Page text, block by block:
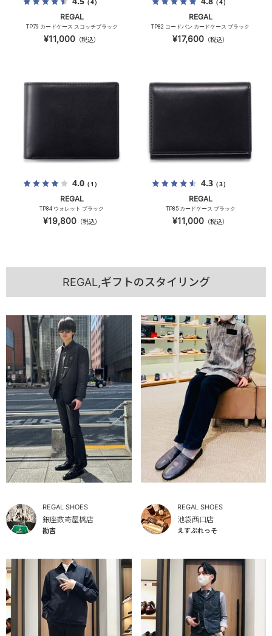
（4）
REGAL
TP79 カードケース スコッチブラック
¥11,000 （税込）
（4）
REGAL
TP82 コードバン カードケース ブラック
¥17,600 （税込）
4.0（1）
REGAL
TP84 ウォレット ブラック
¥19,800（税込）
4.3（3）
REGAL
TP85 カードケース ブラック
¥11,000 （税込）
REGAL,ギフトのスタイリング
REGAL SHOES
銀座数寄屋橋店
勘吉
REGAL SHOES
池袋西口店
えすぷれっそ